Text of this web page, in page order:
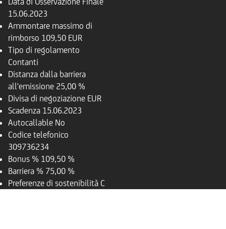
15.06.2023
Ammontare massimo di
rimborso 109,50 EUR
Tipo di regolamento
Contanti
Distanza dalla barriera
all'emissione 25,00 %
Divisa di negoziazione EUR
Scadenza 15.06.2023
Autocallable No
Codice telefonico
309736234
Bonus % 109,50 %
Barriera % 75,00 %
Preferenze di sostenibilità C